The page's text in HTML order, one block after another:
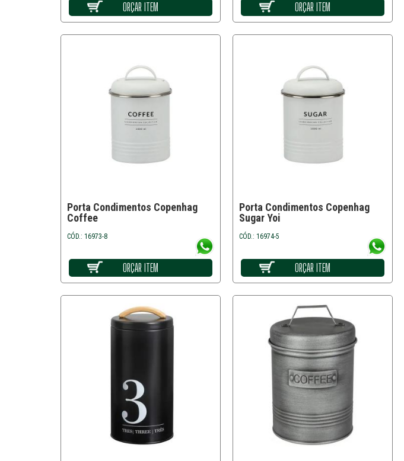
ORÇAR ITEM ORÇAR ITEM
Porta Condimentos Copenhag
Coffee
CÓD.: 16973-8
ORÇAR ITEM
Porta Condimentos Copenhag
Sugar Yoi
CÓD.: 16974-5
ORÇAR ITEM